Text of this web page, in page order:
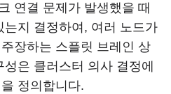
연결 문제가 발생했을 때
지 결정하여, 여러 노드가
장하는 스플릿 브레인 상
은 클러스터 의사 결정에
정의합니다.